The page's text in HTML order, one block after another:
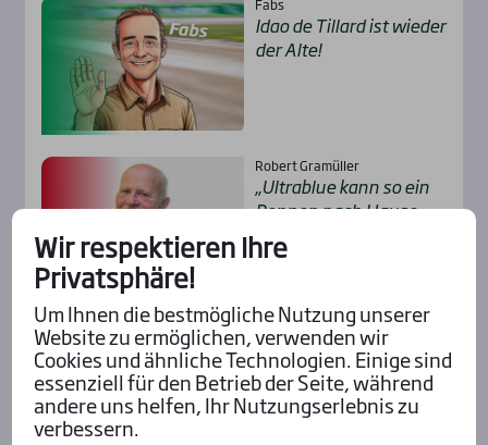
Fabs
Idao de Til­lard ist wie­der
der Alte!
Robert Gramüller
„Ultra­b­lue kann so ein
Ren­nen nach Hau­se
Alle Insider-Stimmen
Pod­cast mit Wett-Tipps
Wir respektieren Ihre
Privatsphäre!
Um Ihnen die bestmögliche Nutzung unserer
Website zu ermöglichen, verwenden wir
Cookies und ähnliche Technologien. Einige sind
essenziell für den Betrieb der Seite, während
andere uns helfen, Ihr Nutzungserlebnis zu
verbessern.